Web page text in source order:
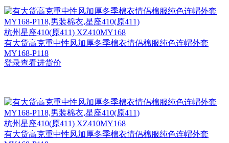
杭州星座410(原411) XZ410MY168
有大货高克重中性风加厚冬季棉衣情侣棉服纯色连帽外套
MY168-P118
登录查看进货价
杭州星座410(原411) XZ410MY168
有大货高克重中性风加厚冬季棉衣情侣棉服纯色连帽外套